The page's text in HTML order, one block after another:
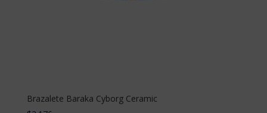
Brazalete Baraka Сyborg Сeramic